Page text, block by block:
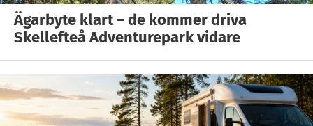
Ägarbyte klart – de kommer driva
Skellefteå Adventurepark vidare